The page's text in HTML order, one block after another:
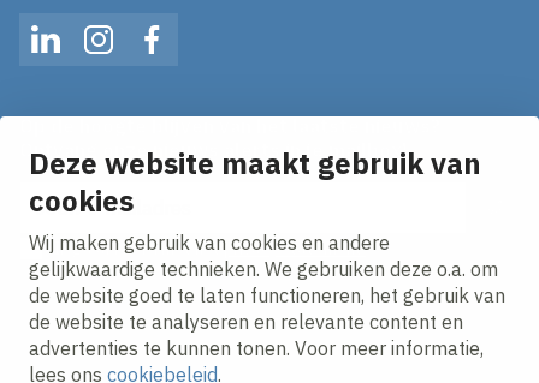
Deze website maakt gebruik van
cookies
Wij maken gebruik van cookies en andere
gelijkwaardige technieken. We gebruiken deze o.a. om
de website goed te laten functioneren, het gebruik van
de website te analyseren en relevante content en
advertenties te kunnen tonen. Voor meer informatie,
lees ons cookiebeleid.
LinkedInInstagramFacebook
Ontvang onze nieuws alerts in je mailbox!
E-mailadres
Ik ga akkoord met hetprivacy statement.